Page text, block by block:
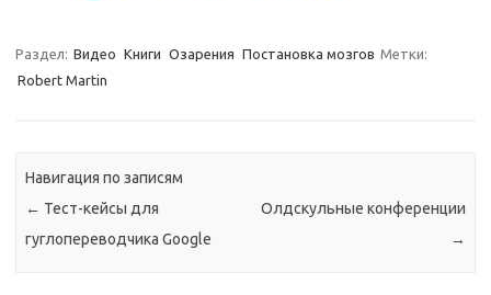
Раздел: Видео Книги Озарения Постановка мозгов Метки:
Robert Martin
Навигация по записям
← Тест-кейсы для
гуглопереводчика Google
Олдскульные конференции
→